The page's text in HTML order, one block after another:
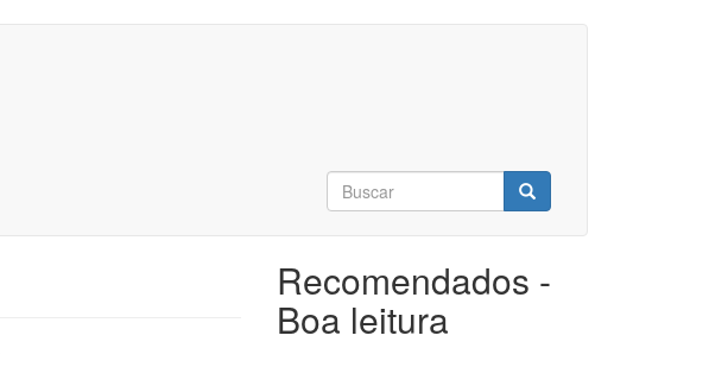
Formulário
de
busca
Recomendados -
Boa leitura